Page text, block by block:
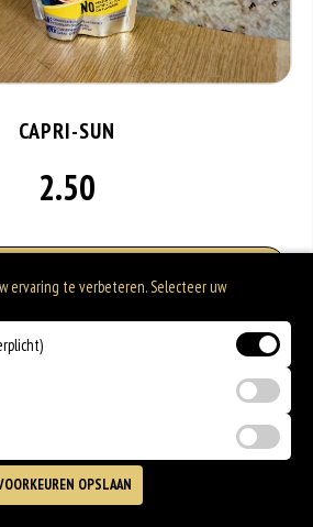
CAPRI-SUN
2.50
aangegeven allergenen.
ervaring te verbeteren. Selecteer uw
OPSLAAN